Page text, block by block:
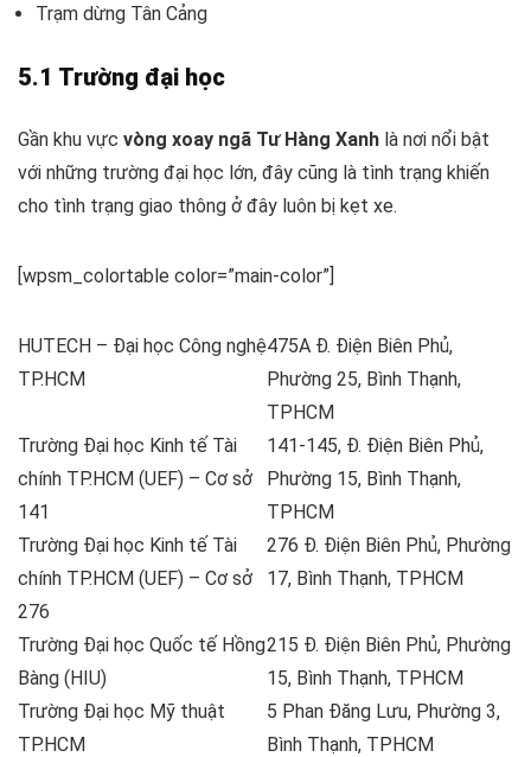
Trạm dừng Tân Cảng
5.1 Trường đại học
Gần khu vực vòng xoay ngã Tư Hàng Xanh là nơi nổi bật
với những trường đại học lớn, đây cũng là tình trạng khiến
cho tình trạng giao thông ở đây luôn bị kẹt xe.
[wpsm_colortable color=”main-color”]
HUTECH – Đại học Công nghệ
TP.HCM
475A Đ. Điện Biên Phủ,
Phường 25, Bình Thạnh,
TPHCM
Trường Đại học Kinh tế Tài
chính TP.HCM (UEF) – Cơ sở
141
141-145, Đ. Điện Biên Phủ,
Phường 15, Bình Thạnh,
TPHCM
Trường Đại học Kinh tế Tài
chính TP.HCM (UEF) – Cơ sở
276
276 Đ. Điện Biên Phủ, Phường
17, Bình Thạnh, TPHCM
Trường Đại học Quốc tế Hồng
Bàng (HIU)
215 Đ. Điện Biên Phủ, Phường
15, Bình Thạnh, TPHCM
Trường Đại học Mỹ thuật
TP.HCM
5 Phan Đăng Lưu, Phường 3,
Bình Thạnh, TPHCM